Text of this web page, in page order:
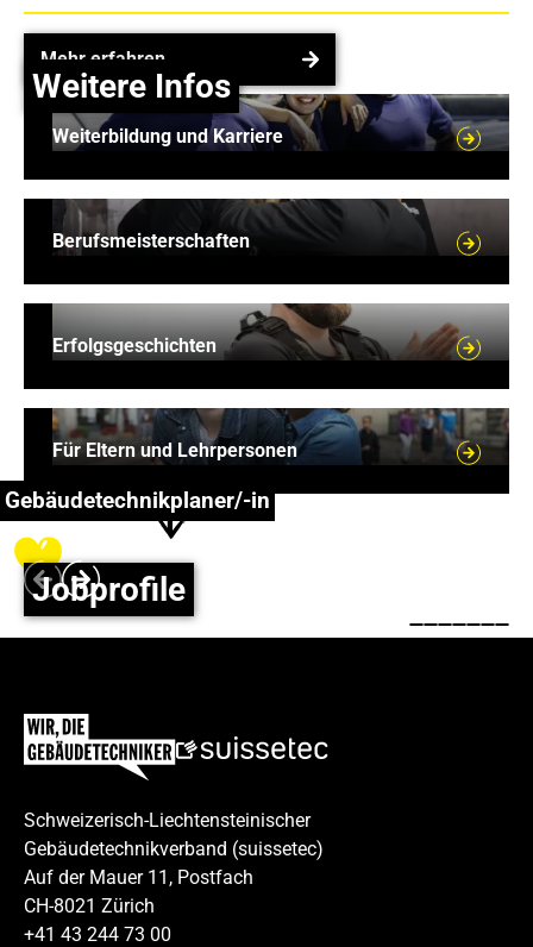
Mehr erfahren
Weitere Infos
Weiterbildung und Karriere
Weiterbildung und Karriere
Berufsmeisterschaften
Berufsmeisterschaften
Erfolgsgeschichten
Erfolgsgeschichten
Für Eltern und Lehrpersonen
Für Eltern und Lehrpersonen
Was kann
ich alles
lernen?
Jobprofile
Gebäudetechnikplaner/-in
mehr!
Schweizerisch-Liechtensteinischer
Gebäudetechnikverband (suissetec)
Auf der Mauer 11, Postfach
CH-8021 Zürich
+41 43 244 73 00